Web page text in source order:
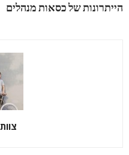
הייתרונות של כסאות מנהלים